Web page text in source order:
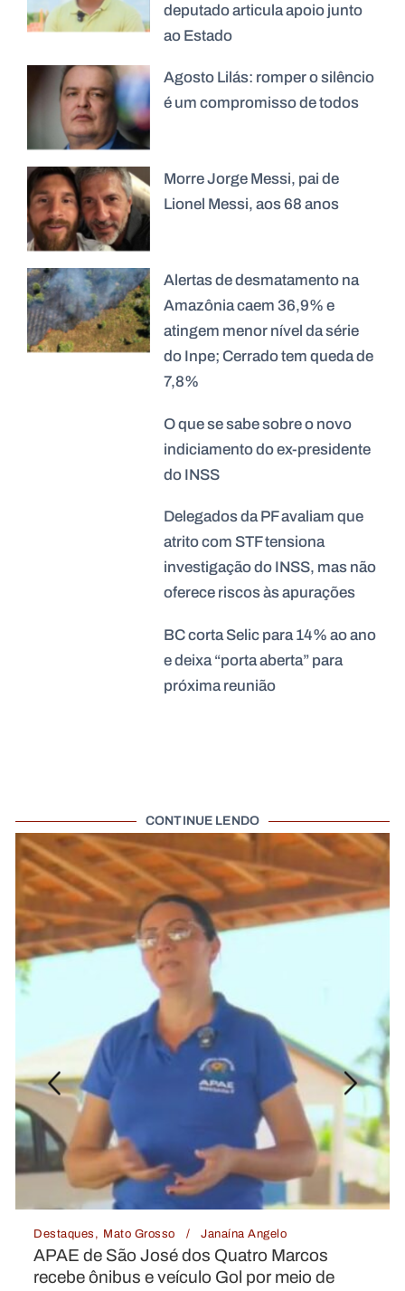
deputado articula apoio junto
ao Estado
Agosto Lilás: romper o silêncio
é um compromisso de todos
Morre Jorge Messi, pai de
Lionel Messi, aos 68 anos
Alertas de desmatamento na
Amazônia caem 36,9% e
atingem menor nível da série
do Inpe; Cerrado tem queda de
7,8%
O que se sabe sobre o novo
indiciamento do ex-presidente
do INSS
Delegados da PF avaliam que
atrito com STF tensiona
investigação do INSS, mas não
oferece riscos às apurações
BC corta Selic para 14% ao ano
e deixa “porta aberta” para
próxima reunião
CONTINUE LENDO
Janaína Angelo
Quatro Marcos
Gol por meio de
Destaques
Enchente em Rio
área de risco;